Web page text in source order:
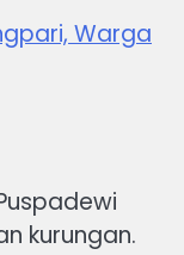
Warga
kurungan.